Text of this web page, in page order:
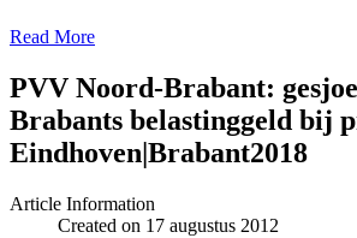
Read More
PVV Noord-Brabant:
Brabants belastinggeld bij
Eindhoven|Brabant2018
Article Information
Created on 17 augustus 2012